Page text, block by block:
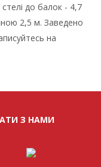
до балок - 4,7
2,5 м. Заведено
на
З НАМИ